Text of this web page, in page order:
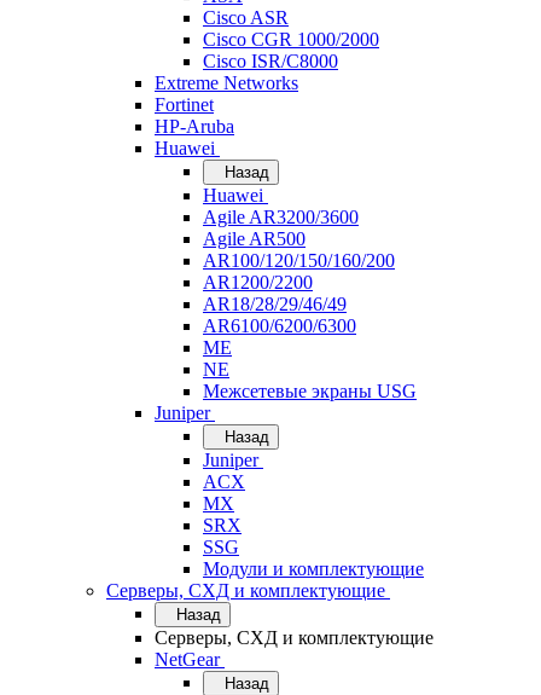
Cisco ASR
Cisco CGR 1000/2000
Cisco ISR/С8000
Extreme Networks
Fortinet
HP-Aruba
Huawei
Назад
Huawei
Agile AR3200/3600
Agile AR500
AR100/120/150/160/200
AR1200/2200
AR18/28/29/46/49
AR6100/6200/6300
ME
NE
Межсетевые экраны USG
Juniper
Назад
Juniper
ACX
MX
SRX
SSG
Модули и комплектующие
Серверы, СХД и комплектующие
Назад
Серверы, СХД и комплектующие
NetGear
Назад